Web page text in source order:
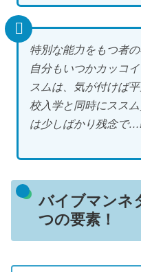
特別な能力をもつ者の
自分もいつかカッコ
スムは、気が付けば
校入学と同時にスス
は少しばかり残念で
バイブマンネ
つの要素！